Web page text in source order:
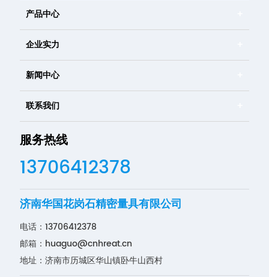
产品中心
企业实力
新闻中心
联系我们
服务热线
13706412378
济南华国花岗石精密量具有限公司
电话：13706412378
邮箱： huaguo@cnhreat.cn
地址：济南市历城区华山镇卧牛山西村